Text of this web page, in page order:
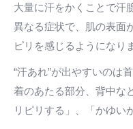
大量に汗をかくことで汗
異なる症状で、肌の表面
ピリを感じるようになり
“汗あれ”が出やすいのは
着のあたる部分、背中な
リピリする」、「かゆい